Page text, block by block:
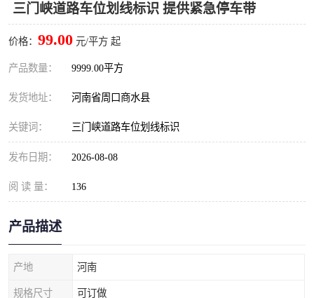
三门峡道路车位划线标识 提供紧急停车带
价格： 99.00 元/平方 起
产品数量： 9999.00平方
发货地址： 河南省周口商水县
关键词： 三门峡道路车位划线标识
发布日期： 2026-08-08
阅 读 量： 136
产品描述
产地 河南
规格尺寸 可订做